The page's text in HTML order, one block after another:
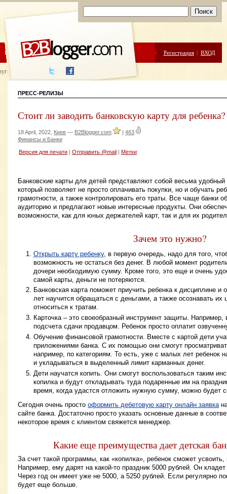
ЦЕНЫ ПОМОЩЬ Регистрация | ВХОД
написания
ПРЕСС-РЕЛИЗЫ
Стоит ли заводить банковскую карту для ребенка?
18 April, 2022, Киев — B2Blogger.com | 463
Финансы и Банки
Версия для печати Отправить @mail Метки
Банковские карты для детей представляют собой весьма
который позволяет не просто оплачивать покупки, но и обучать
грамотности, а также контролировать его траты. Все чаще банки
аудиторию и предлагают новые интересные продукты. Они
возможности, как для юных держателей карт, так и для их
Зачем это нужно?
Открыть карту ребенку, в первую очередь, надо для того,
возможность не остаться без денег. В любой момент
дочери необходимую сумму. Кроме того, это еще и очень
самой карты, деньги не потеряются.
Банковская карта поможет приучить ребенка к дисциплине и
лет научится обращаться с деньгами, а также осознавать их
относиться к тратам.
Карточка – это своеобразный инструмент защиты. Например,
подсчета сдачи продавцом. Ребенок просто оплатит
Обучение финансовой грамотности. Вместе с картой дети
приложениями банка. С их помощью они смогут
например, по категориям. То есть, уже с малых лет ребенок
и укладываться в выделенный лимит карманных денег.
Дети научатся копить. Они смогут воспользоваться таким
копилка и будут откладывать туда подаренные им на
время, когда удастся отложить нужную сумму, можно будет
Сегодня очень просто оформить дебетовую карту онлайн заявка
сайте банка. Достаточно просто указать основные данные в
некоторое время с клиентом свяжется менеджер.
Какие еще преимущества дает детская
За счет такой программы, как «копилка», ребенок сможет
Например, ему дарят на какой-то праздник 5000 рублей. Он
Через год он имеет уже не 5000, а 5250 рублей. Если регулярно
будет еще больше.